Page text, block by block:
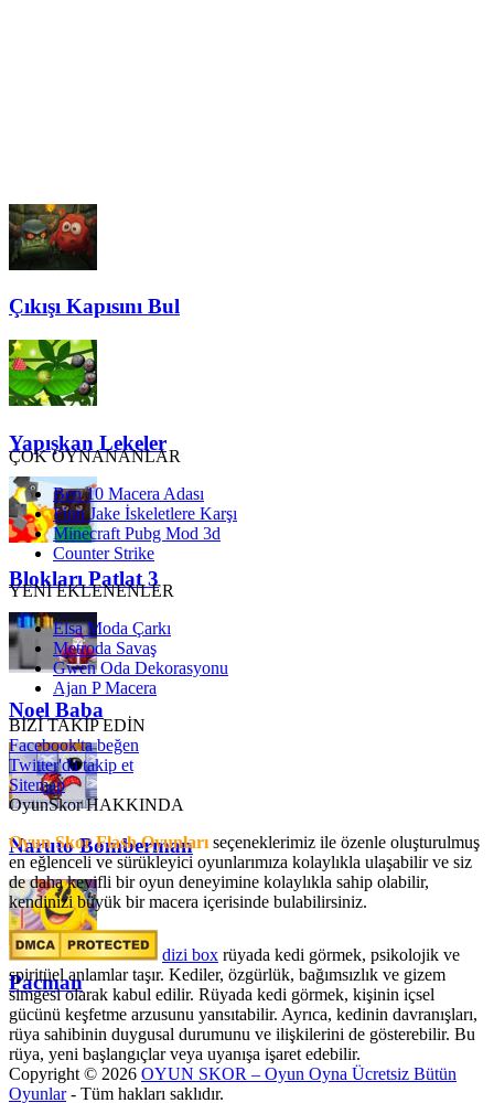
Çıkışı Kapısını Bul
Yapışkan Lekeler
Blokları Patlat 3
Noel Baba
Naruto Bomberman
Pacman
ÇOK OYNANANLAR
Ben 10 Macera Adası
Finn Jake İskeletlere Karşı
Minecraft Pubg Mod 3d
Counter Strike
YENİ EKLENENLER
Elsa Moda Çarkı
Metroda Savaş
Gwen Oda Dekorasyonu
Ajan P Macera
BİZİ TAKİP EDİN
Facebook'ta beğen
Twitter'da takip et
Sitemap
OyunSkor HAKKINDA
Oyun Skor Flash Oyunları seçeneklerimiz ile özenle oluşturulmuş
en eğlenceli ve sürükleyici oyunlarımıza kolaylıkla ulaşabilir ve siz
de daha keyifli bir oyun deneyimine kolaylıkla sahip olabilir,
kendinizi büyük bir macera içerisinde bulabilirsiniz.
dizi box rüyada kedi görmek​, psikolojik ve
spiritüel anlamlar taşır. Kediler, özgürlük, bağımsızlık ve gizem
simgesi olarak kabul edilir. Rüyada kedi görmek, kişinin içsel
gücünü keşfetme arzusunu yansıtabilir. Ayrıca, kedinin davranışları,
rüya sahibinin duygusal durumunu ve ilişkilerini de gösterebilir. Bu
rüya, yeni başlangıçlar veya uyanışa işaret edebilir.
Copyright © 2026 OYUN SKOR – Oyun Oyna Ücretsiz Bütün
Oyunlar- Tüm hakları saklıdır.